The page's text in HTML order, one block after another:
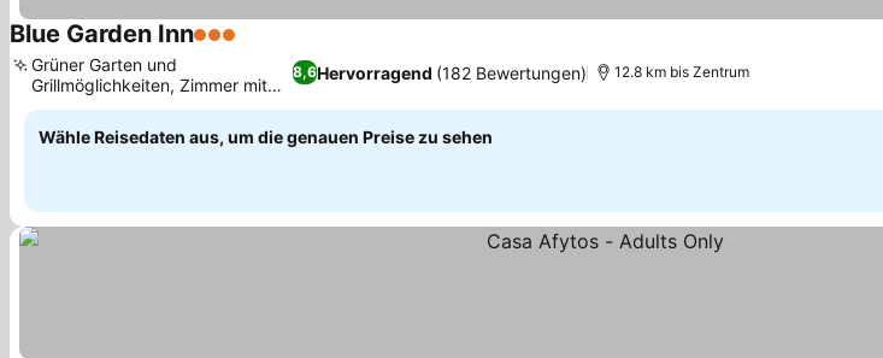
Blue Garden Inn3 Sterne
8,6Hervorragend (182 Bewertungen)
Grüner Garten und
Grillmöglichkeiten, Zimmer mit
Bergblick-Terrasse
12.8 km bis Zentrum
Wähle Reisedaten aus, um die genauen Preise zu sehen